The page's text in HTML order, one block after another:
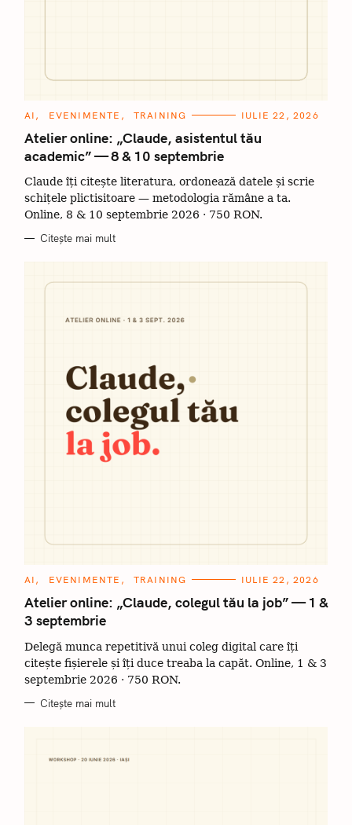
C
T
E
G
R
I
I
AI EVENIMENTE TRAINING IULIE 22, 2026
Atelier online: „Claude, asistentul tău
academic” — 8 & 10 septembrie
Claude îți citește literatura, ordonează datele și scrie
schițele plictisitoare — metodologia rămâne a ta.
Online, 8 & 10 septembrie 2026 · 750 RON.
Citește mai mult
C
T
E
G
R
I
I
AI EVENIMENTE TRAINING IULIE 22, 2026
Atelier online: „Claude, colegul tău la job” — 1 &
3 septembrie
Delegă munca repetitivă unui coleg digital care îți
citește fișierele și îți duce treaba la capăt. Online, 1 & 3
septembrie 2026 · 750 RON.
Citește mai mult